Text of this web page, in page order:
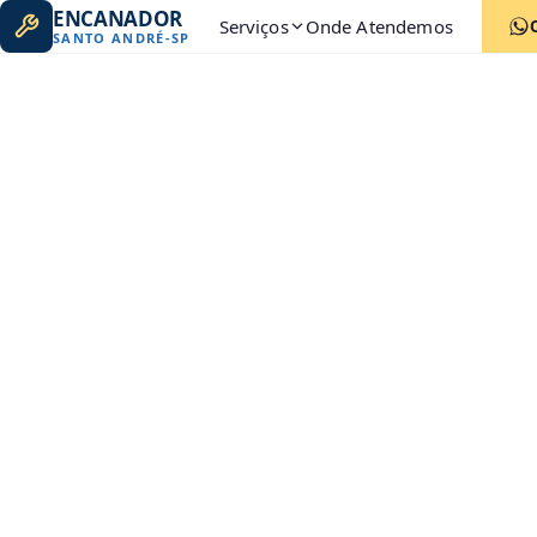
ENCANADOR
SANTO ANDRÉ-SP Serviços Onde Atendemos